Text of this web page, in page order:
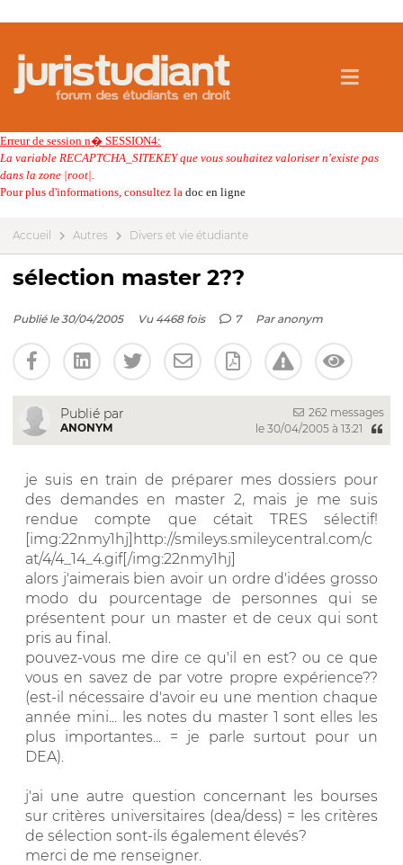
Erreur de session n� SESSION4:
La variable RECAPTCHA_SITEKEY que vous souhaitez valoriser n'existe pas
dans la zone |root|.
Pour plus d'informations, consultez la doc en ligne
Accueil Autres Divers et vie étudiante
sélection master 2??
Publié le 30/04/2005 Vu 4468 fois 7 Par anonym
Publié par
ANONYM
262 messages
le 30/04/2005 à 13:21
je suis en train de préparer mes dossiers pour
des demandes en master 2, mais je me suis
rendue compte que cétait TRES sélectif!
[img:22nmy1hj]http://smileys.smileycentral.com/c
at/4/4_14_4.gif[/img:22nmy1hj]
alors j'aimerais bien avoir un ordre d'idées grosso
modo du pourcentage de personnes qui se
présentent pour un master et de ceux qui sont
pris au final.
pouvez-vous me dire ce qu'il en est? ou ce que
vous en savez de par votre propre expérience??
(est-il nécessaire d'avoir eu une mention chaque
année mini... les notes du master 1 sont elles les
plus importantes... = je parle surtout pour un
DEA).
j'ai une autre question concernant les bourses
sur critères universitaires (dea/dess) = les critères
de sélection sont-ils également élevés?
merci de me renseigner.